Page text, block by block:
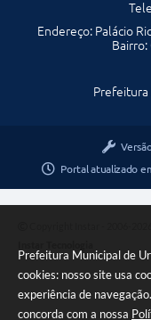
Prefeitura Municipal de
cookies: nosso site usa
experiência de
concorda com a nossa
Galeria de Vídeos
Termos de Uso &
Endereço: Palácio
Bairro:
Prefeitura
Portal atualizado